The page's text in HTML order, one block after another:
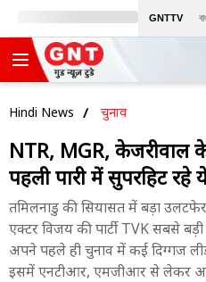
GNTTV
Hindi News चुनाव
NTR, MGR, केजरीवाल
पहली पारी में सुपरहिट रहे
तमिलनाडु की सियासत में बड़ा
एक्टर विजय की पार्टी TVK सबसे
अपने पहले ही चुनाव में कई दिग्गज
इसमें एनटीआर, एमजीआर से लेकर